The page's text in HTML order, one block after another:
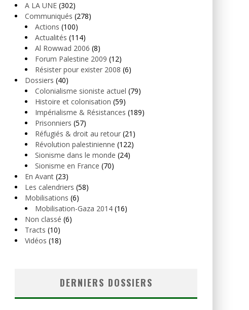
A LA UNE (302)
Communiqués (278)
Actions (100)
Actualités (114)
Al Rowwad 2006 (8)
Forum Palestine 2009 (12)
Résister pour exister 2008 (6)
Dossiers (40)
Colonialisme sioniste actuel (79)
Histoire et colonisation (59)
Impérialisme & Résistances (189)
Prisonniers (57)
Réfugiés & droit au retour (21)
Révolution palestinienne (122)
Sionisme dans le monde (24)
Sionisme en France (70)
En Avant (23)
Les calendriers (58)
Mobilisations (6)
Mobilisation-Gaza 2014 (16)
Non classé (6)
Tracts (10)
Vidéos (18)
DERNIERS DOSSIERS